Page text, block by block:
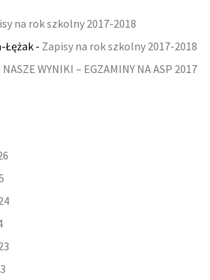
na rok szkolny 2017-2018
Łężak- Zapisy na rok szkolny 2017-2018
NASZE WYNIKI – EGZAMINY NA ASP 2017